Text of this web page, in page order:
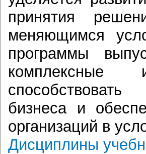
принятия
меняющимся
программы
комплексные
бизнеса и
организаций в
Дисциплины